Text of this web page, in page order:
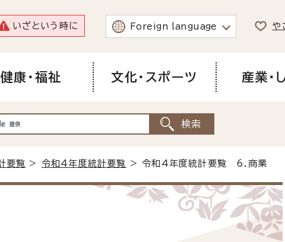
いざという時に Foreign language や
健康・福祉 文化・スポーツ 産業・
要覧 > 令和4年度統計要覧 > 令和4年度統計要覧 6.商業